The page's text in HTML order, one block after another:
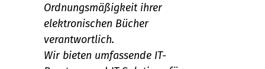
Ordnungsmäßigkeit ihrer
elektronischen Bücher
verantwortlich.
Wir bieten umfassende IT-